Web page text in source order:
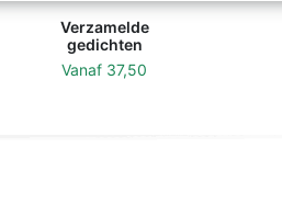
Verzamelde
gedichten
Vanaf 37,50